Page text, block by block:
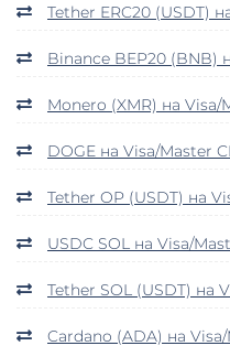
Tether ERC20 (USDT)
Binance BEP20 (BNB)
Monero (XMR) на Visa/
DOGE на Visa/Master
Tether OP (USDT) на
USDC SOL на Visa/
Tether SOL (USDT) на
Cardano (ADA) на